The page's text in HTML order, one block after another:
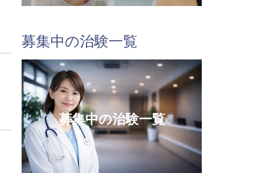
募集中の治験一覧
募集中の治験一覧